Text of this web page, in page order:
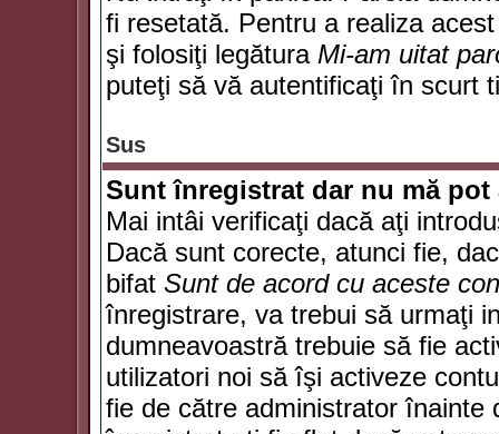
fi resetată. Pentru a realiza
şi folosiţi legătura Mi-am uitat
puteţi să vă autentificaţi în scurt
Sus
Sunt înregistrat dar nu mă
Mai intâi verificaţi dacă aţi
Dacă sunt corecte, atunci fie,
bifat Sunt de acord cu aceste
înregistrare, va trebui să urmaţi
dumneavoastră trebuie să fie
utilizatori noi să îşi activeze
fie de către administrator înainte